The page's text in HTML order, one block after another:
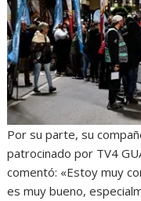
Por su parte, su
patrocinado por TV4
comentó: «Estoy muy
es muy bueno,